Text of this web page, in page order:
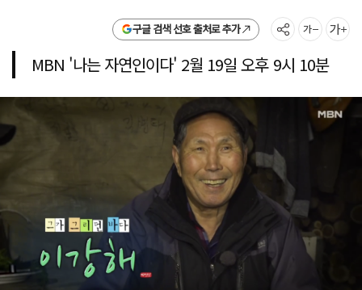
구글 검색 선호 출처로 추가
MBN '나는 자연인이다' 2월 19일 오후 9시 10분